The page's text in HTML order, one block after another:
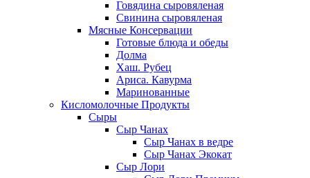
Говядина сыровяленая
Свинина сыровяленая
Мясные Консервации
Готовые блюда и обеды
Долма
Хаш. Рубец
Ариса. Кавурма
Маринованные
Кисломолочные Продукты
Сыры
Сыр Чанах
Сыр Чанах в ведре
Сыр Чанах Экокат
Сыр Лори